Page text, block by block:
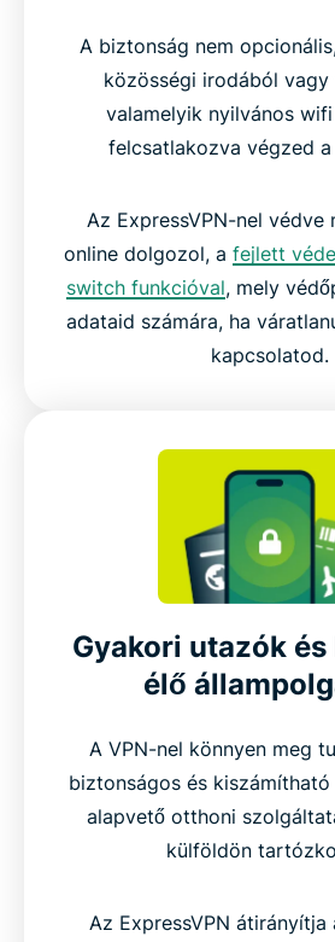
A biztonság nem
közösségi irodából
valamelyik nyilvános
felcsatlakozva végzed a
Az ExpressVPN-nel védve
online dolgozol, a fejlett
switch funkcióval, mely
adataid számára, ha
kapcsolatod.
Gyakori utazók
élő
A VPN-nel könnyen meg
biztonságos és
alapvető otthoni
külföldön
Az ExpressVPN átirányítja